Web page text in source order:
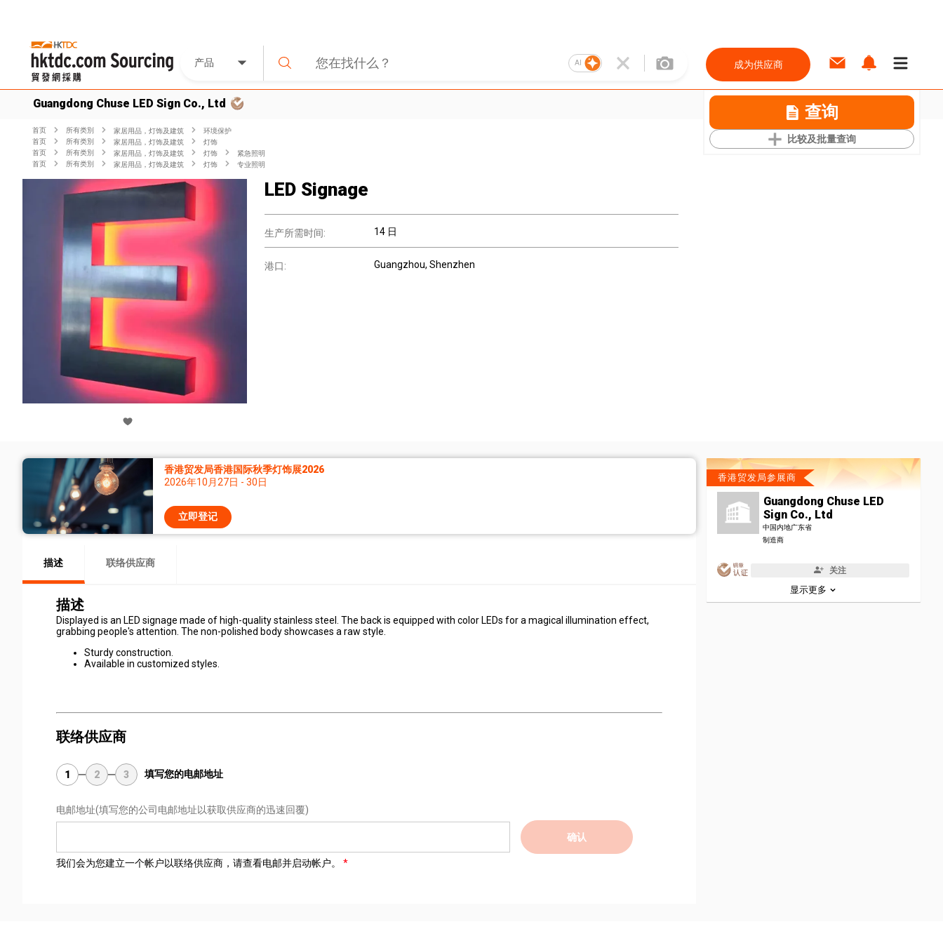
产品 AI 成为供应商
Guangdong Chuse LED Sign Co., Ltd 查询
比较及批量查询
首页 所有类別 家居用品，灯饰及建筑
环境保护
首页
所有类別 家居用品，灯饰及建筑
灯饰
首页
所有类別 家居用品，灯饰及建筑 灯饰
紧急照明
首页
所有类別 家居用品，灯饰及建筑 灯饰 专业照明
LED Signage
生产所需时间: 14 日
港口: Guangzhou, Shenzhen
香港贸发局香港国际秋季灯饰展2026
2026年10月27日 - 30日
立即登记
描述 联络供应商
描述
Displayed is an LED signage made of high-quality stainless steel. The back is equipped with color LEDs for a magical illumination effect,
grabbing people's attention. The non-polished body showcases a raw style.
Sturdy construction.
Available in customized styles.
联络供应商
1 2 3 填写您的电邮地址
电邮地址(填写您的公司电邮地址以获取供应商的迅速回覆)
确认
我们会为您建立一个帐户以联络供应商，请查看电邮并启动帐户。
香港贸发局参展商
Guangdong Chuse LED
Sign Co., Ltd
中国内地广东省
制造商
关注
显示更多